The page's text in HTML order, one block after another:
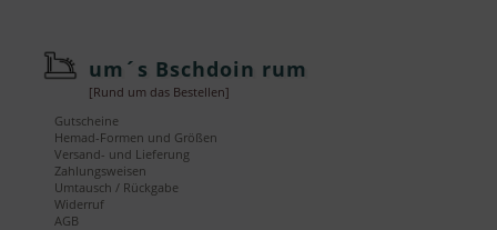
um´s Bschdoin rum
[Rund um das Bestellen]
Gutscheine
Hemad-Formen und Größen
Versand- und Lieferung
Zahlungsweisen
Umtausch / Rückgabe
Widerruf
AGB